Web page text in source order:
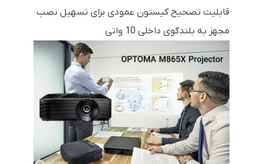
قابلیت تصحیح کیستون عمودی برای تسهیل نصب
مجهز به بلندگوی داخلی 10 واتی